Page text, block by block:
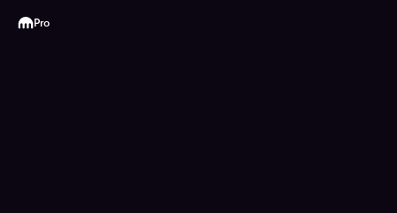
Kraken
Pro